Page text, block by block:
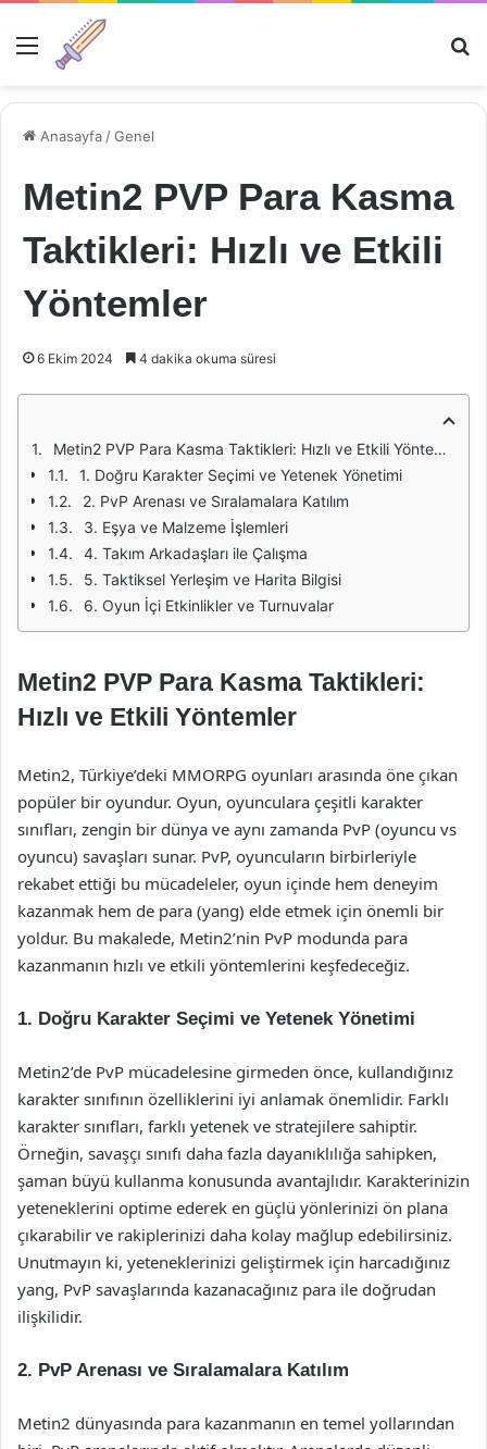
Menü
Anasayfa /Genel
Metin2 PVP Para Kasma
Taktikleri: Hızlı ve Etkili
Yöntemler
6 Ekim 2024 4 dakika okuma süresi
Metin2 PVP Para Kasma Taktikleri: Hızlı ve Etkili Yöntemler
1. Doğru Karakter Seçimi ve Yetenek Yönetimi
2. PvP Arenası ve Sıralamalara Katılım
3. Eşya ve Malzeme İşlemleri
4. Takım Arkadaşları ile Çalışma
5. Taktiksel Yerleşim ve Harita Bilgisi
6. Oyun İçi Etkinlikler ve Turnuvalar
Metin2 PVP Para Kasma Taktikleri:
Hızlı ve Etkili Yöntemler
Metin2, Türkiye’deki MMORPG oyunları arasında öne çıkan
popüler bir oyundur. Oyun, oyunculara çeşitli karakter
sınıfları, zengin bir dünya ve aynı zamanda PvP (oyuncu vs
oyuncu) savaşları sunar. PvP, oyuncuların birbirleriyle
rekabet ettiği bu mücadeleler, oyun içinde hem deneyim
kazanmak hem de para (yang) elde etmek için önemli bir
yoldur. Bu makalede, Metin2’nin PvP modunda para
kazanmanın hızlı ve etkili yöntemlerini keşfedeceğiz.
1. Doğru Karakter Seçimi ve Yetenek Yönetimi
Metin2’de PvP mücadelesine girmeden önce, kullandığınız
karakter sınıfının özelliklerini iyi anlamak önemlidir. Farklı
karakter sınıfları, farklı yetenek ve stratejilere sahiptir.
Örneğin, savaşçı sınıfı daha fazla dayanıklılığa sahipken,
şaman büyü kullanma konusunda avantajlıdır. Karakterinizin
yeteneklerini optime ederek en güçlü yönlerinizi ön plana
çıkarabilir ve rakiplerinizi daha kolay mağlup edebilirsiniz.
Unutmayın ki, yeteneklerinizi geliştirmek için harcadığınız
yang, PvP savaşlarında kazanacağınız para ile doğrudan
ilişkilidir.
2. PvP Arenası ve Sıralamalara Katılım
Metin2 dünyasında para kazanmanın en temel yollarından